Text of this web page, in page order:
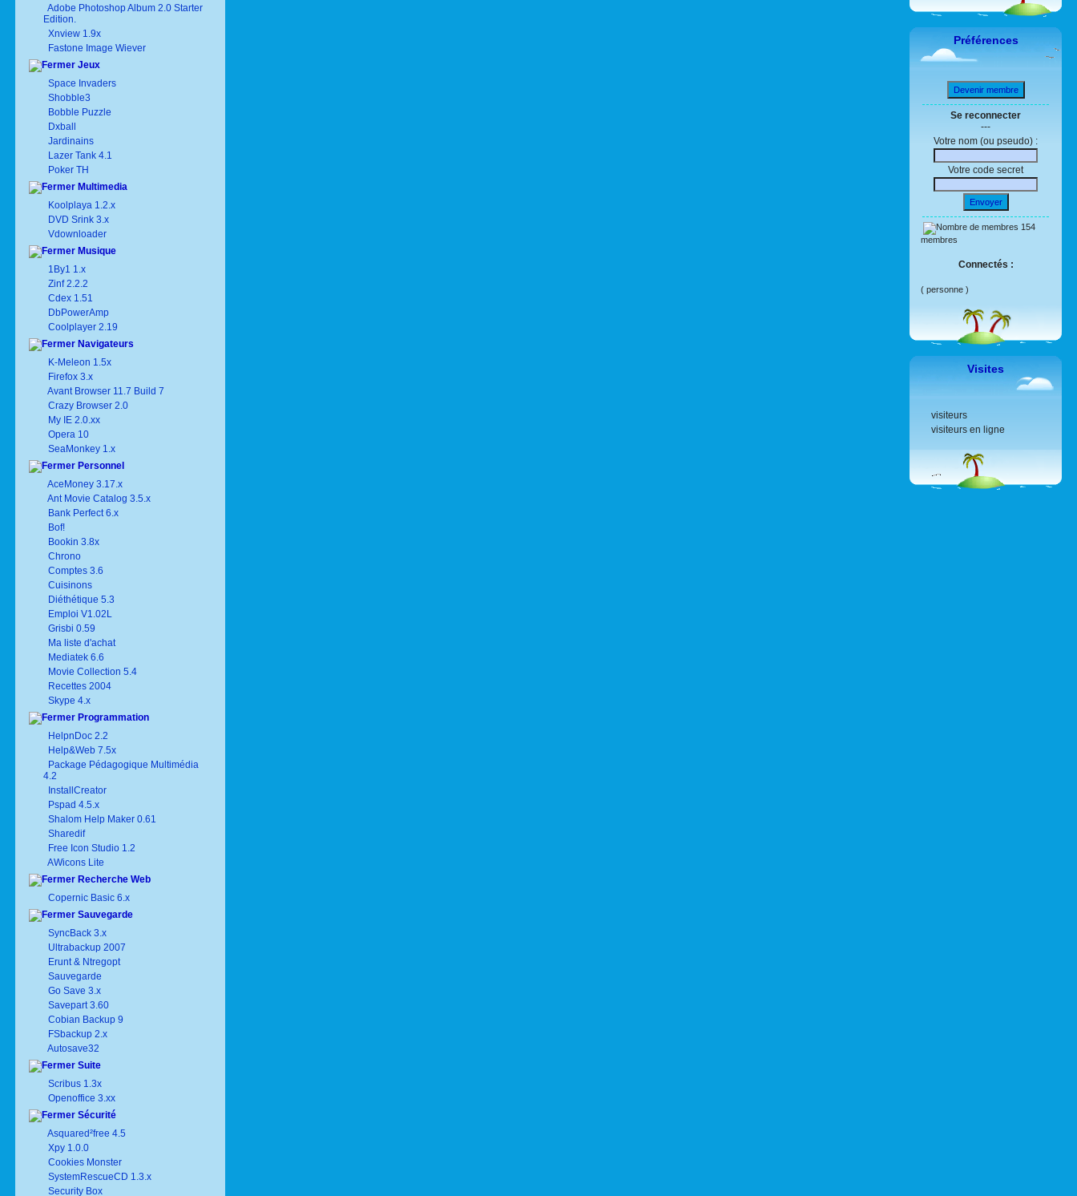
Adobe Photoshop Album 2.0 Starter
Edition.
Xnview 1.9x
Fastone Image Wiever
Jeux
Space Invaders
Shobble3
Bobble Puzzle
Dxball
Jardinains
Lazer Tank 4.1
Poker TH
Multimedia
Koolplaya 1.2.x
DVD Srink 3.x
Vdownloader
Musique
1By1 1.x
Zinf 2.2.2
Cdex 1.51
DbPowerAmp
Coolplayer 2.19
Navigateurs
K-Meleon 1.5x
Firefox 3.x
Avant Browser 11.7 Build 7
Crazy Browser 2.0
My IE 2.0.xx
Opera 10
SeaMonkey 1.x
Personnel
AceMoney 3.17.x
Ant Movie Catalog 3.5.x
Bank Perfect 6.x
Bof!
Bookin 3.8x
Chrono
Comptes 3.6
Cuisinons
Diéthétique 5.3
Emploi V1.02L
Grisbi 0.59
Ma liste d'achat
Mediatek 6.6
Movie Collection 5.4
Recettes 2004
Skype 4.x
Programmation
HelpnDoc 2.2
Help&Web 7.5x
Package Pédagogique Multimédia
4.2
InstallCreator
Pspad 4.5.x
Shalom Help Maker 0.61
Sharedif
Free Icon Studio 1.2
AWicons Lite
Recherche Web
Copernic Basic 6.x
Sauvegarde
SyncBack 3.x
Ultrabackup 2007
Erunt & Ntregopt
Sauvegarde
Go Save 3.x
Savepart 3.60
Cobian Backup 9
FSbackup 2.x
Autosave32
Suite
Scribus 1.3x
Openoffice 3.xx
Sécurité
Asquared²free 4.5
Xpy 1.0.0
Cookies Monster
SystemRescueCD 1.3.x
Security Box
Préférences
Devenir membre
Se reconnecter
---
Votre nom (ou pseudo) :
Votre code secret
Envoyer
154
membres
Connectés :
( personne )
Visites
visiteurs
visiteurs en ligne